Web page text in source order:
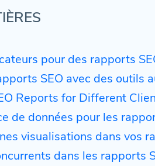
pour des rapports
SEO avec des outils
Reports for Different
de données pour les
visualisations dans vos
dans les rapports